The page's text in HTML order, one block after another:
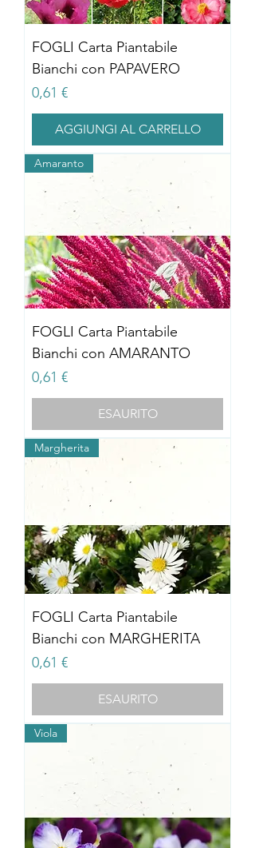
FOGLI Carta Piantabile
Bianchi con PAPAVERO
Prezzo
0,61 €
AGGIUNGI AL CARRELLO
Amaranto
FOGLI Carta Piantabile
Bianchi con AMARANTO
Prezzo
0,61 €
ESAURITO
Margherita
FOGLI Carta Piantabile
Bianchi con MARGHERITA
Prezzo
0,61 €
ESAURITO
Viola